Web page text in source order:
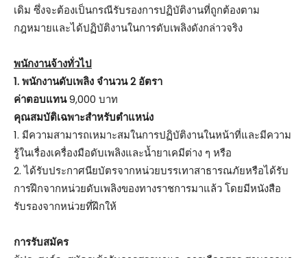
เดิม ซึ่งจะต้องเป็นกรณีรับรองการปฏิบัติงานที่ถูกต้องตาม
กฎหมายและได้ปฏิบัติงานในการดับเพลิงดังกล่าวจริง
พนักงานจ้างทั่วไป
1. พนักงานดับเพลิง จำนวน 2 อัตรา
ค่าตอบแทน9,000 บาท
คุณสมบัติเฉพาะสำหรับตำแหน่ง
1. มีความสามารถเหมาะสมในการปฏิบัติงานในหน้าที่และมีความ
รู้ในเรื่องเครื่องมือดับเพลิงและน้ำยาเคมีต่าง ๆ หรือ
2. ได้รับประกาศนียบัตรจากหน่วยบรรเทาสาธารณภัยหรือได้รับ
การฝึกจากหน่วยดับเพลิงของทางราชการมาแล้ว โดยมีหนังสือ
รับรองจากหน่วยที่ฝึกให้
การรับสมัคร